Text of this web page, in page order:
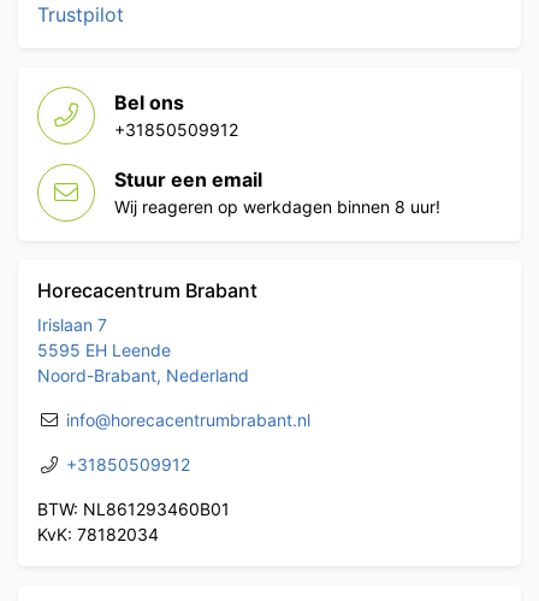
Trustpilot
Bel ons
+31850509912
Stuur een email
Wij reageren op werkdagen binnen 8 uur!
Horecacentrum Brabant
Irislaan 7
5595 EH Leende
Noord-Brabant, Nederland
info@horecacentrumbrabant.nl
+31850509912
BTW: NL861293460B01
KvK: 78182034